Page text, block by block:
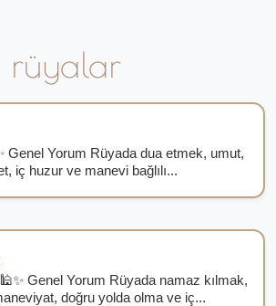
rüyalar
Genel Yorum Rüyada dua etmek, umut,
iç huzur ve manevi bağlılı...
Genel Yorum Rüyada namaz kılmak,
doğru yolda olma ve iç...